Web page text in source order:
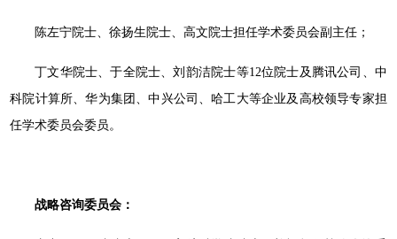
陈左宁院士、徐扬生院士、高文院士担任学术委员会副主任；
丁文华院士、于全院士、刘韵洁院士等12位院士及腾讯公司、中
科院计算所、华为集团、中兴公司、哈工大等企业及高校领导专家担
任学术委员会委员。
战略咨询委员会：